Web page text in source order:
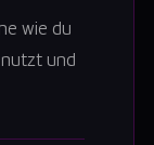
wie du
nutzt und